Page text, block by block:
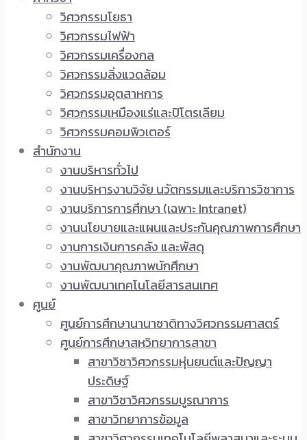
วิศวกรรมโยธา
วิศวกรรมไฟฟ้า
วิศวกรรมเครื่องกล
วิศวกรรมสิ่งแวดล้อม
วิศวกรรมอุตสาหการ
วิศวกรรมเหมืองแร่และปิโตรเลียม
วิศวกรรมคอมพิวเตอร์
สำนักงาน
งานบริหารทั่วไป
งานบริหารงานวิจัย นวัตกรรมและบริการวิชาการ
งานบริการการศึกษา (เฉพาะ Intranet)
งานนโยบายและแผนและประกันคุณภาพการศึกษา
งานการเงินการคลัง และพัสดุ
งานพัฒนาคุณภาพนักศึกษา
งานพัฒนาเทคโนโลยีสารสนเทศ
ศูนย์
ศูนย์การศึกษานานาชาติทางวิศวกรรมศาสตร์
ศูนย์การศึกษาสหวิทยาการสาขา
สาขาวิชาวิศวกรรมหุ่นยนต์และปัญญา
ประดิษฐ์
สาขาวิชาวิศวกรรมบูรณาการ
สาขาวิทยาการข้อมูล